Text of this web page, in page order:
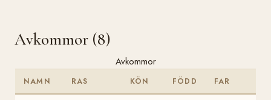
Avkommor (8)
Avkommor
NAMN RAS KÖN FÖDD FAR